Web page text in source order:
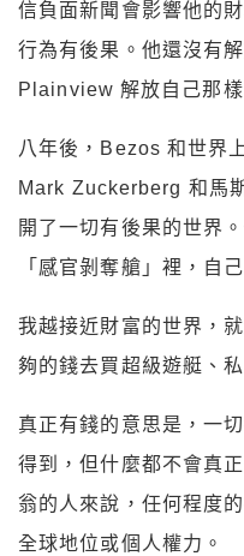
信負面新聞會影響他的
行為有後果。他還沒有
Plainview 解放自己那樣
八年後，Bezos 和世界
Mark Zuckerberg 和馬
開了一切有後果的世界
「感官剝奪艙」裡，自
我越接近財富的世界，
夠的錢去買超級遊艇、
真正有錢的意思是，一
得到，但什麼都不會真
翁的人來說，任何程度
全球地位或個人權力。